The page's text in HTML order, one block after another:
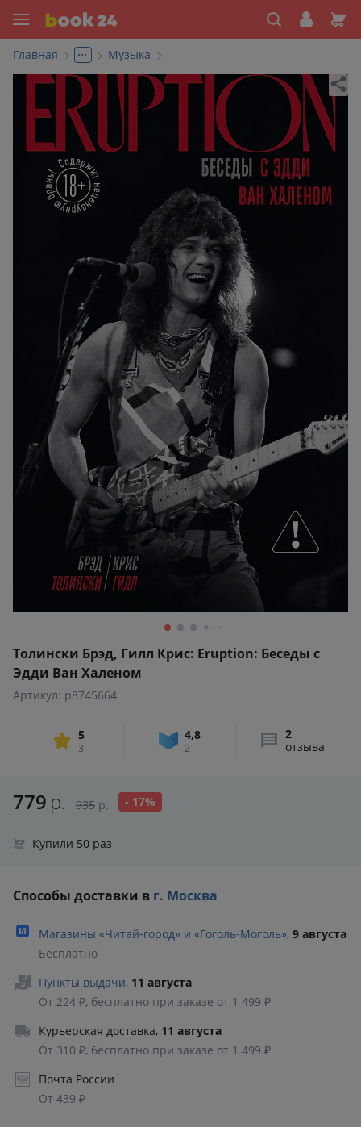
Главная ... Музыка
Толински Брэд, Гилл Крис: Eruption: Беседы с
Эдди Ван Халеном
Артикул: p8745664
5
3
4,8
2
2
отзыва
779 р. 935 р. - 17%
Купили 50 раз
Способы доставки в г. Москва
Магазины «Читай‑город» и «Гоголь‑Моголь», 9 августа
Бесплатно
Пункты выдачи, 11 августа
От 224 ₽, бесплатно при заказе от 1 499 ₽
Курьерская доставка, 11 августа
От 310 ₽, бесплатно при заказе от 1 499 ₽
Почта России
От 439 ₽